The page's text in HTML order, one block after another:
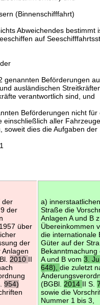
(Binnenschifffahrt)
Abweichendes bestimmt
auf
genannten Beförderungen
ausländischen
verantwortlich sind, und
Beförderungen nicht
aller
soweit dies die Aufgaben
der
der
über
der
2010 II
954)
a)
Straße die
Anlagen A und B
Übereinkommen
die internationale
Güter auf der
A und B vom3.
648),die zuletzt
(BGBl. 2014 II S.
sowie die
Nummer 1 bis 3,